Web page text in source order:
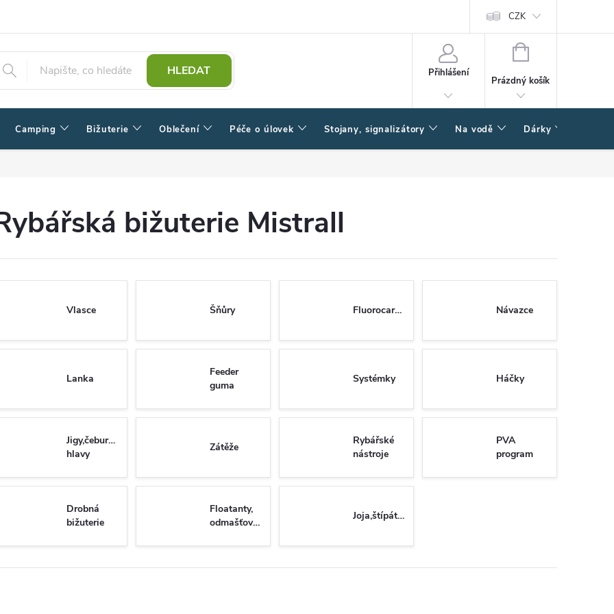
CZK
HLEDAT Přihlášení
NÁKUPNÍ
Prázdný košík
Camping Bižuterie Oblečení Péče o úlovek Stojany, signalizátory Na vodě Dárky
bižuterie Mistrall
Vlasce Šňůry Fluorocarbony Návazce
Lanka
Feeder
guma
Systémky Háčky
Jigy,čeburašky,zavrtávací
hlavy
Zátěže
Rybářské
nástroje
PVA
program
Drobná
bižuterie
Floatanty,
odmašťovače
Joja,štípátka